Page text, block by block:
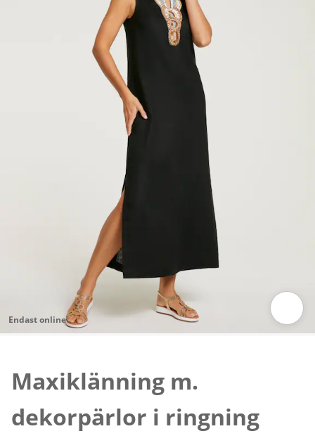
Endast online
Maxiklänning m.
dekorpärlor i ringning